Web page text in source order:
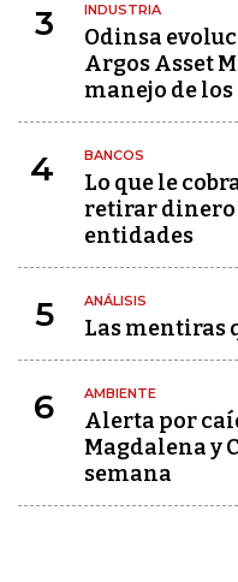
3 INDUSTRIA
Odinsa
Argos Asset
manejo de
4 BANCOS
Lo que le
retirar dinero
entidades
5 ANÁLISIS
Las mentiras
6 AMBIENTE
Alerta por
Magdalena y
semana